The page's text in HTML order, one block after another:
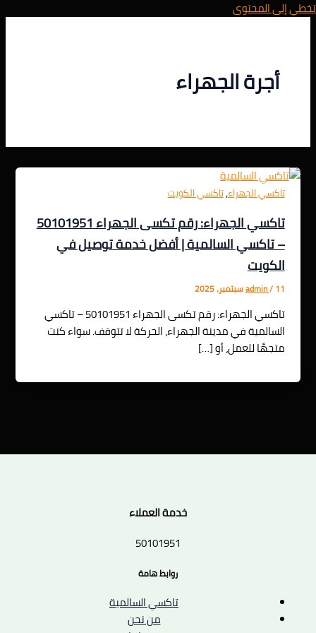
تخطي إلى المحتوى
أجرة الجهراء
تاكسي الجهراء,تاكسي الكويت
تاكسي الجهراء: رقم تكسى الجهراء 50101951
– تاكسي السالمية | أفضل خدمة توصيل في
الكويت
admin/11 سبتمبر، 2025
تاكسي الجهراء: رقم تكسى الجهراء 50101951 – تاكسي
السالمية في مدينة الجهراء، الحركة لا تتوقف. سواء كنت
متجهًا للعمل، أو […]
خدمة العملاء
50101951
روابط هامة
تاكسي السالمية
من نحن